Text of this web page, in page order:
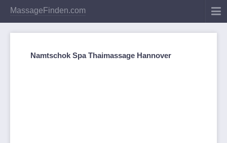
MassageFinden.com
Namtschok Spa Thaimassage Hannover